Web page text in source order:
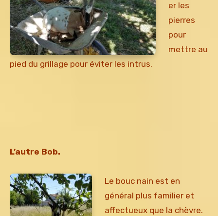
er les
pierres
pour
mettre au
pied du grillage pour éviter les intrus.
L’autre Bob.
Le bouc nain est en
général plus familier et
affectueux que la chèvre.